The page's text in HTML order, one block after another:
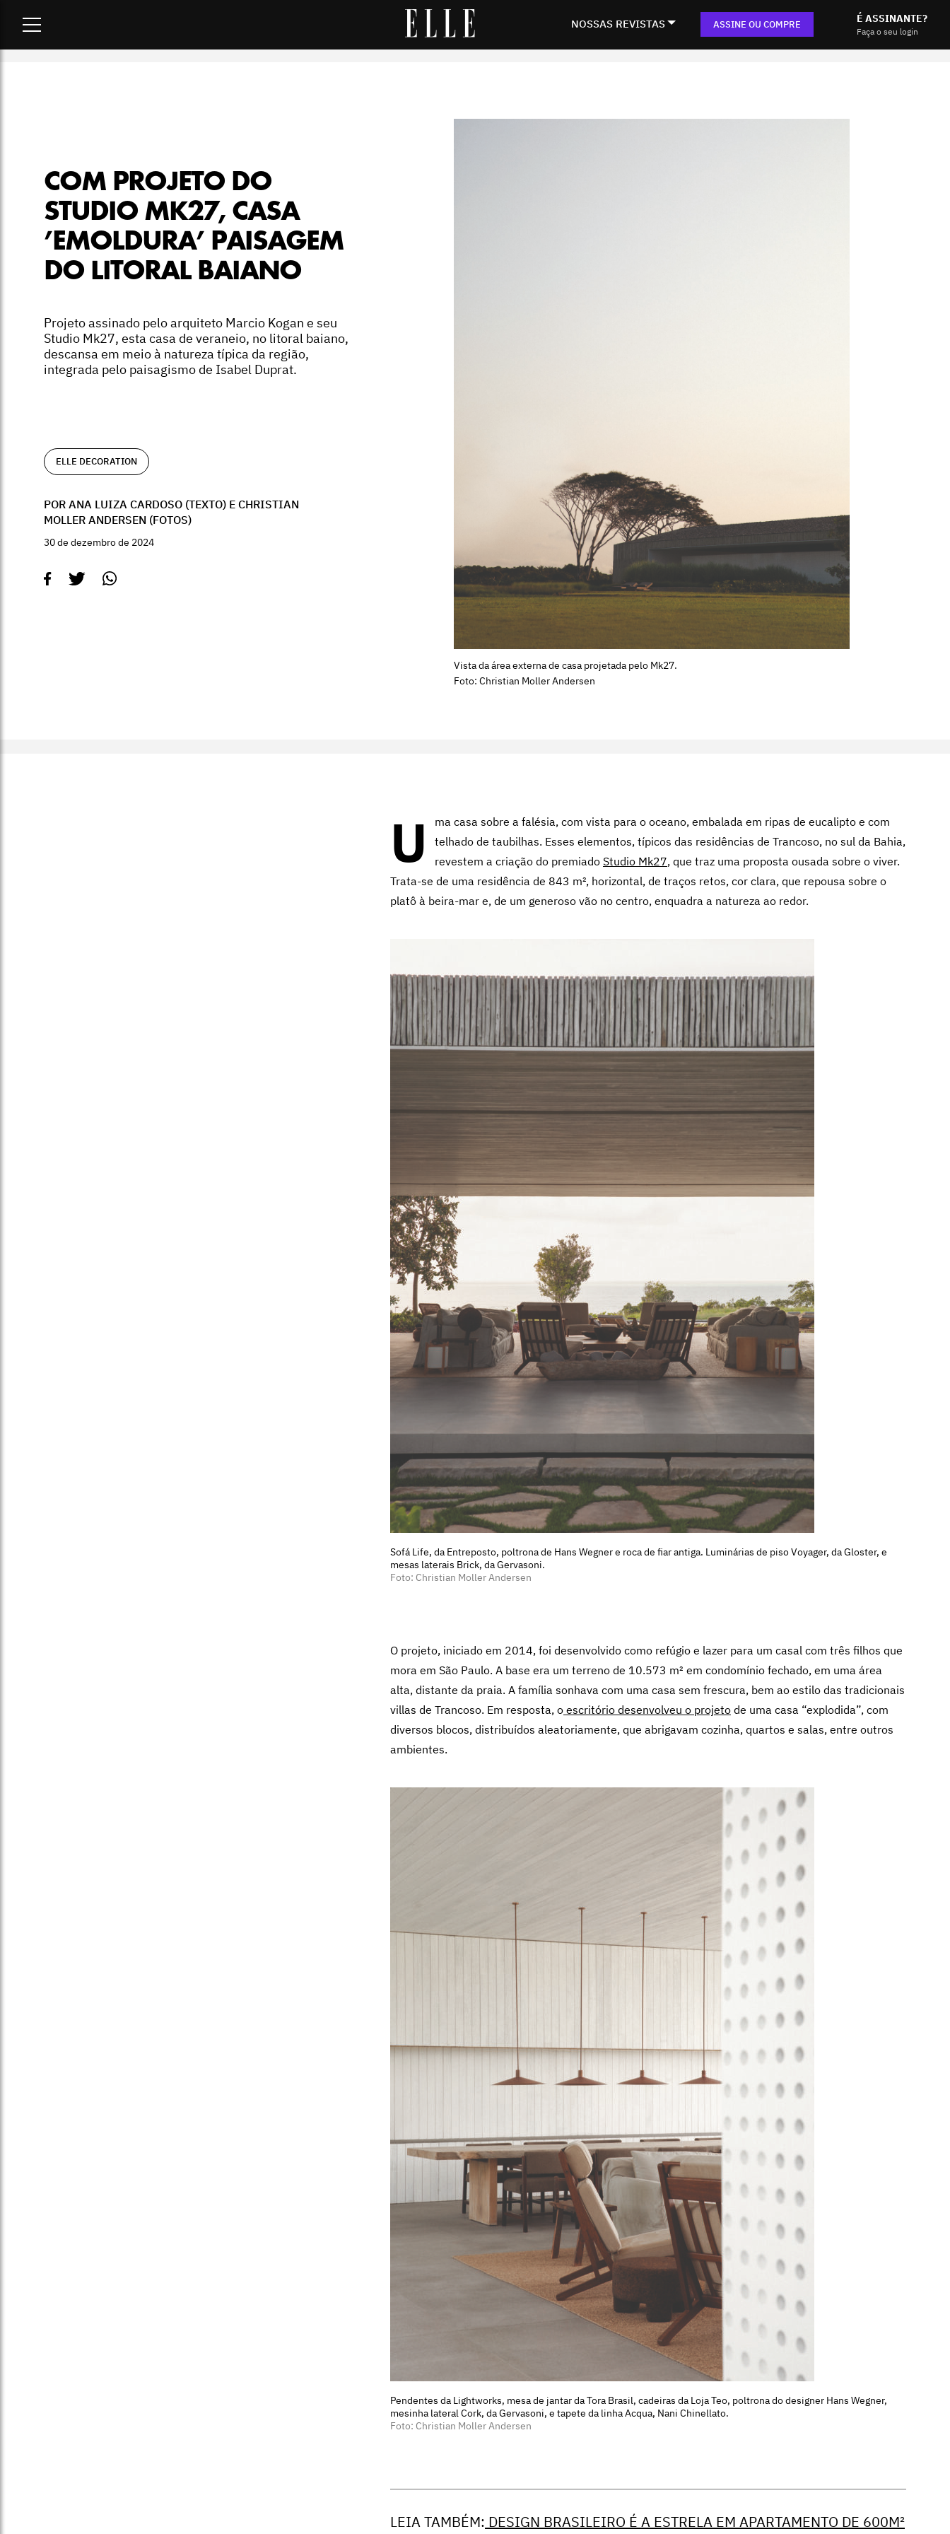
NOSSAS REVISTAS ASSINE OU COMPRE É ASSINANTE?
Faça o seu login
Com projeto do Studio Mk27, casa ’emoldura’ paisagem do litoral baiano
COM PROJETO DO
STUDIO MK27, CASA
’EMOLDURA’ PAISAGEM
DO LITORAL BAIANO
Projeto assinado pelo arquiteto Marcio Kogan e seu
Studio Mk27, esta casa de veraneio, no litoral baiano,
descansa em meio à natureza típica da região,
integrada pelo paisagismo de Isabel Duprat.
ELLE DECORATION
POR ANA LUIZA CARDOSO (TEXTO) E CHRISTIAN
MOLLER ANDERSEN (FOTOS)
30 de dezembro de 2024
Vista da área externa de casa projetada pelo Mk27.
Foto: Christian Moller Andersen
U
ma casa sobre a falésia, com vista para o oceano, embalada em ripas de eucalipto e com
telhado de taubilhas. Esses elementos, típicos das residências de Trancoso, no sul da Bahia,
revestem a criação do premiado Studio Mk27, que traz uma proposta ousada sobre o viver.
Trata-se de uma residência de 843 m², horizontal, de traços retos, cor clara, que repousa sobre o
platô à beira-mar e, de um generoso vão no centro, enquadra a natureza ao redor.
Sofá Life, da Entreposto, poltrona de Hans Wegner e roca de fiar antiga. Luminárias de piso Voyager, da Gloster, e
mesas laterais Brick, da Gervasoni.
Foto: Christian Moller Andersen
O projeto, iniciado em 2014, foi desenvolvido como refúgio e lazer para um casal com três filhos que
mora em São Paulo. A base era um terreno de 10.573 m² em condomínio fechado, em uma área
alta, distante da praia. A família sonhava com uma casa sem frescura, bem ao estilo das tradicionais
villas de Trancoso. Em resposta, o escritório desenvolveu o projeto de uma casa “explodida”, com
diversos blocos, distribuídos aleatoriamente, que abrigavam cozinha, quartos e salas, entre outros
ambientes.
Pendentes da Lightworks, mesa de jantar da Tora Brasil, cadeiras da Loja Teo, poltrona do designer Hans Wegner,
mesinha lateral Cork, da Gervasoni, e tapete da linha Acqua, Nani Chinellato.
Foto: Christian Moller Andersen
LEIA TAMBÉM: DESIGN BRASILEIRO É A ESTRELA EM APARTAMENTO DE 600M²